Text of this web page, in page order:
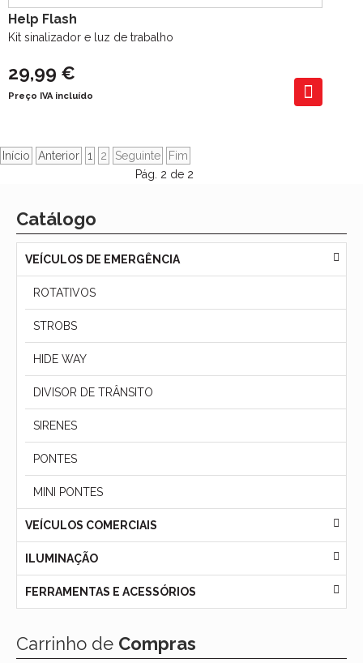
Help Flash
Kit sinalizador e luz de trabalho
29,99 €
Preço IVA incluído
Início Anterior 1 2 Seguinte
Fim
Pág. 2 de 2
Catálogo
VEÍCULOS DE EMERGÊNCIA
ROTATIVOS
STROBS
HIDE WAY
DIVISOR DE TRÂNSITO
SIRENES
PONTES
MINI PONTES
VEÍCULOS COMERCIAIS
ILUMINAÇÃO
FERRAMENTAS E ACESSÓRIOS
Carrinho de Compras